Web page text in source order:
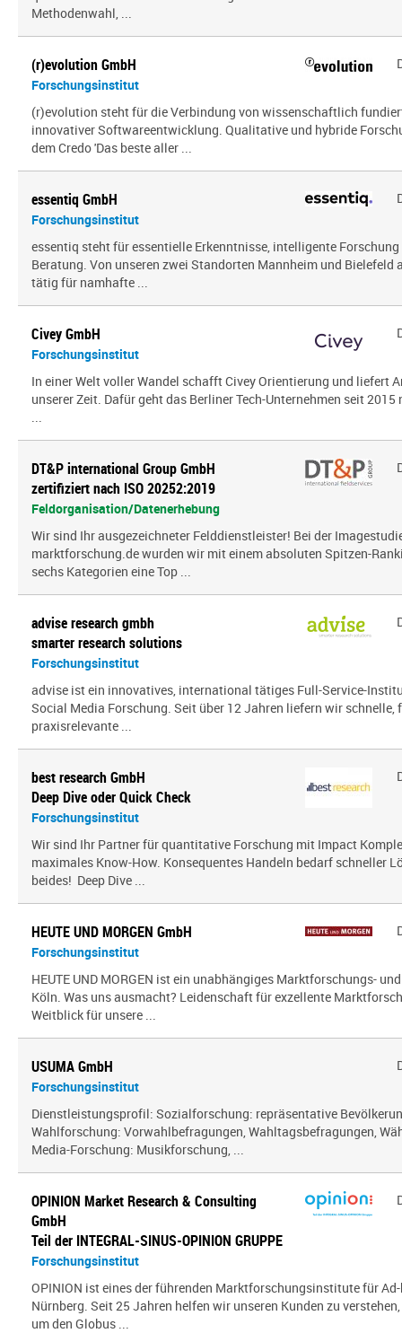
Methodenwahl, ...
(r)evolution GmbH
Forschungsinstitut
(r)evolution steht für die Verbindung von wissenschaftlich
innovativer Softwareentwicklung. Qualitative und hybride
dem Credo 'Das beste aller ...
essentiq GmbH
Forschungsinstitut
essentiq steht für essentielle Erkenntnisse, intelligente
Beratung. Von unseren zwei Standorten Mannheim und Bielefeld
tätig für namhafte ...
Civey GmbH
Forschungsinstitut
In einer Welt voller Wandel schafft Civey Orientierung und liefert
unserer Zeit. Dafür geht das Berliner Tech-Unternehmen seit 2015
...
DT&P international Group GmbH
zertifiziert nach ISO 20252:2019
Feldorganisation/Datenerhebung
Wir sind Ihr ausgezeichneter Felddienstleister! Bei der
marktforschung.de wurden wir mit einem absoluten Spitzen-
sechs Kategorien eine Top ...
advise research gmbh
smarter research solutions
Forschungsinstitut
advise ist ein innovatives, international tätiges Full-Service-
Social Media Forschung. Seit über 12 Jahren liefern wir schnelle,
praxisrelevante ...
best research GmbH
Deep Dive oder Quick Check
Forschungsinstitut
Wir sind Ihr Partner für quantitative Forschung mit Impact
maximales Know-How. Konsequentes Handeln bedarf schneller
beides! Deep Dive ...
HEUTE UND MORGEN GmbH
Forschungsinstitut
HEUTE UND MORGEN ist ein unabhängiges Marktforschungs-
Köln. Was uns ausmacht? Leidenschaft für exzellente
Weitblick für unsere ...
USUMA GmbH
Forschungsinstitut
Dienstleistungsprofil: Sozialforschung: repräsentative
Wahlforschung: Vorwahlbefragungen, Wahltagsbefragungen,
Media-Forschung: Musikforschung, ...
OPINION Market Research & Consulting
GmbH
Teil der INTEGRAL-SINUS-OPINION GRUPPE
Forschungsinstitut
OPINION ist eines der führenden Marktforschungsinstitute für
Nürnberg. Seit 25 Jahren helfen wir unseren Kunden zu
um den Globus ...